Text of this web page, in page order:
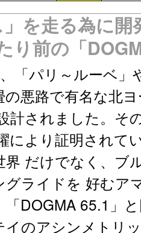
を走る為に
り前の「
、「パリ～ルーベ
悪路で有名な北
計されました。そ
により証明されて
界 だけでなく、ブ
グライドを 好むア
DOGMA 65.1」
のアシンメトリ